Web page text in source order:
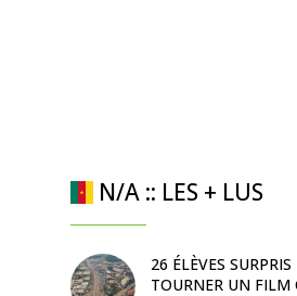
N/A :: LES + LUS
26 ÉLÈVES
TOURNER UN FILM